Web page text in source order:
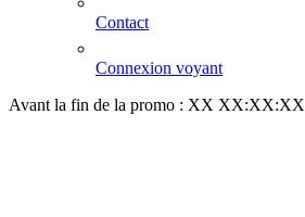
Contact
Connexion voyant
Avant la fin de la promo : XX XX:XX:XX